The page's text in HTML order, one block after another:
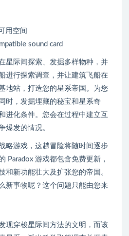
用空间
sound card
星际间探索、发掘多样物种，并
进行探索调查，并让建筑飞船在
地站，打造您的星系帝国。为您
时，发掘埋藏的秘宝和星系奇
进化条件。您会在过程中建立互
爆发的情况。
略游戏，这趟冒险将随时间逐步
Paradox 游戏都包含免费更新，
和新功能壮大及扩张您的帝国。
新事物呢？这个问题只能由您来
现穿梭星际间方法的文明，而该